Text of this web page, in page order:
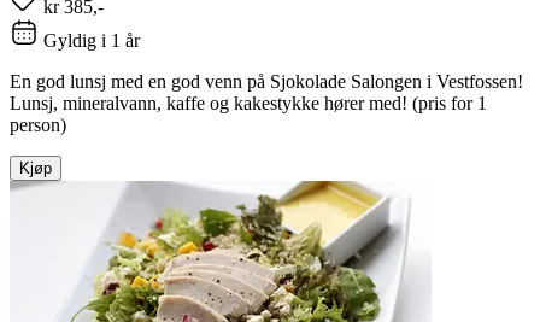
kr 385,-
Gyldig i 1 år
En god lunsj med en god venn på Sjokolade Salongen i Vestfossen!
Lunsj, mineralvann, kaffe og kakestykke hører med! (pris for 1
person)
Kjøp